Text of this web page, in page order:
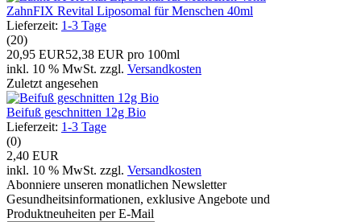
ZahnFIX Revital Liposomal für Menschen 40ml
Lieferzeit: 1-3 Tage
(20)
20,95 EUR52,38 EUR pro 100ml
inkl. 10 % MwSt. zzgl. Versandkosten
Zuletzt angesehen
Beifuß geschnitten 12g Bio
Lieferzeit: 1-3 Tage
(0)
2,40 EUR
inkl. 10 % MwSt. zzgl. Versandkosten
Abonniere unseren monatlichen Newsletter
Gesundheitsinformationen, exklusive Angebote und
Produktneuheiten per E-Mail